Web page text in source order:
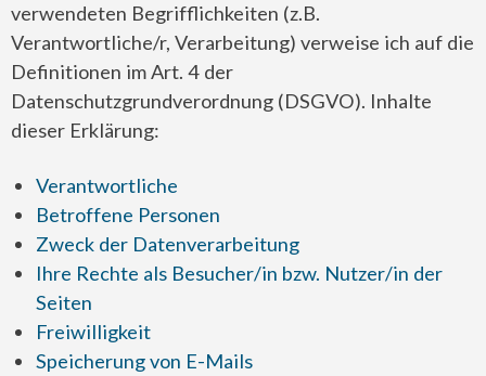
verwendeten Begrifflichkeiten (z.B.
Verantwortliche/r, Verarbeitung) verweise ich auf die
Definitionen im Art. 4 der
Datenschutzgrundverordnung (DSGVO). Inhalte
dieser Erklärung:
Verantwortliche
Betroffene Personen
Zweck der Datenverarbeitung
Ihre Rechte als Besucher/in bzw. Nutzer/in der
Seiten
Freiwilligkeit
Speicherung von E-Mails